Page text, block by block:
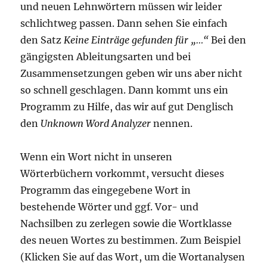
und neuen Lehnwörtern müssen wir leider
schlichtweg passen. Dann sehen Sie einfach
den SatzKeine Einträge gefunden für „…“ Bei den
gängigsten Ableitungsarten und bei
Zusammensetzungen geben wir uns aber nicht
so schnell geschlagen. Dann kommt uns ein
Programm zu Hilfe, das wir auf gut Denglisch
den Unknown Word Analyzer nennen.
Wenn ein Wort nicht in unseren
Wörterbüchern vorkommt, versucht dieses
Programm das eingegebene Wort in
bestehende Wörter und ggf. Vor- und
Nachsilben zu zerlegen sowie die Wortklasse
des neuen Wortes zu bestimmen. Zum Beispiel
(Klicken Sie auf das Wort, um die Wortanalysen